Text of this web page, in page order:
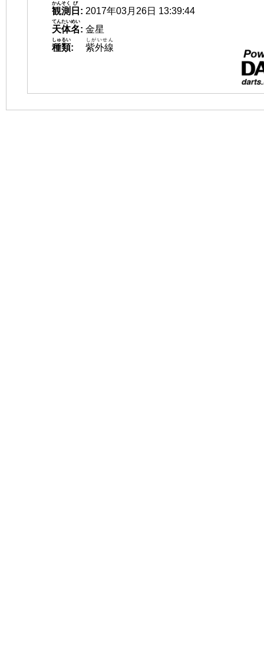
観測
かんそく
日
び
: 2017年03月26日 13:39:44
天体名
てんたいめい
: 金星
種類
しゅるい
: 紫外線
しがいせん